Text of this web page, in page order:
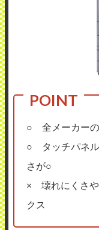
○ 全メーカーの
○ タッチパネル
さが○
× 壊れにくさや
クス